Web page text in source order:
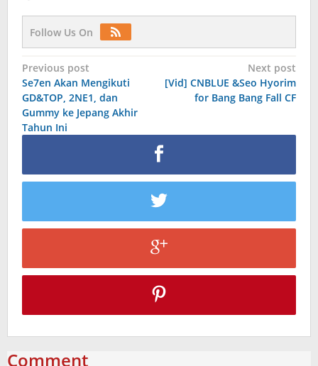
Follow Us On
Post
navigation
Previous post
Se7en Akan Mengikuti
GD&TOP, 2NE1, dan
Gummy ke Jepang Akhir
Tahun Ini
Next post
[Vid] CNBLUE &Seo Hyorim
for Bang Bang Fall CF
Comment